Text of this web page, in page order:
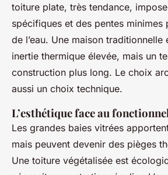
toiture plate, très tendance,
spécifiques et des pentes minimes
de l’eau. Une maison
inertie thermique élevée, mais un
construction plus long. Le choix
aussi un choix technique.
L’esthétique face au
Les grandes baies vitrées
mais peuvent devenir des pièges
Une toiture végétalisée est